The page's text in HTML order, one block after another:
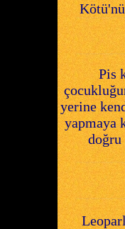
Pis
yerine
yapmaya
doğru